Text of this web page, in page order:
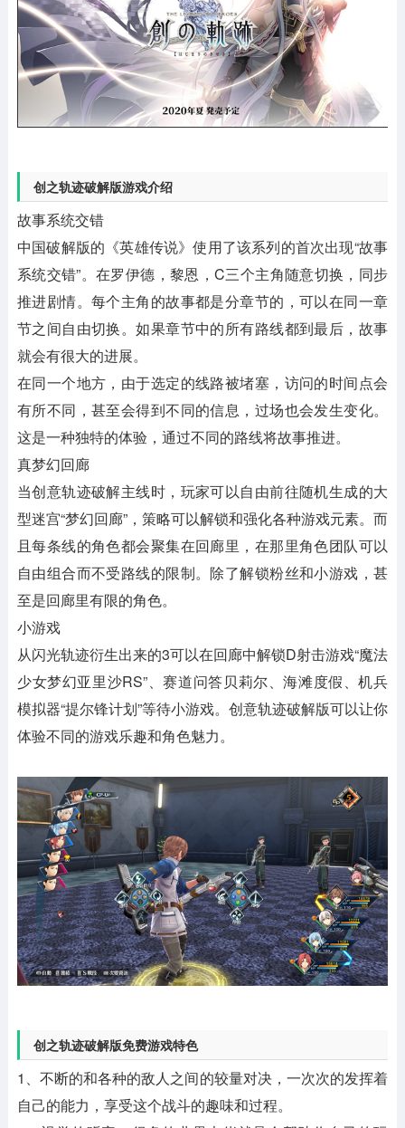
创之轨迹破解版游戏介绍
故事系统交错
中国破解版的《英雄传说》使用了该系列的首次出现“故事
系统交错”。在罗伊德，黎恩，C三个主角随意切换，同步
推进剧情。每个主角的故事都是分章节的，可以在同一章
节之间自由切换。如果章节中的所有路线都到最后，故事
就会有很大的进展。
在同一个地方，由于选定的线路被堵塞，访问的时间点会
有所不同，甚至会得到不同的信息，过场也会发生变化。
这是一种独特的体验，通过不同的路线将故事推进。
真梦幻回廊
当创意轨迹破解主线时，玩家可以自由前往随机生成的大
型迷宫“梦幻回廊”，策略可以解锁和强化各种游戏元素。而
且每条线的角色都会聚集在回廊里，在那里角色团队可以
自由组合而不受路线的限制。除了解锁粉丝和小游戏，甚
至是回廊里有限的角色。
小游戏
从闪光轨迹衍生出来的3可以在回廊中解锁D射击游戏“魔法
少女梦幻亚里沙RS”、赛道问答贝莉尔、海滩度假、机兵
模拟器“提尔锋计划”等待小游戏。创意轨迹破解版可以让你
体验不同的游戏乐趣和角色魅力。
创之轨迹破解版免费游戏特色
1、不断的和各种的敌人之间的较量对决，一次次的发挥着
自己的能力，享受这个战斗的趣味和过程。